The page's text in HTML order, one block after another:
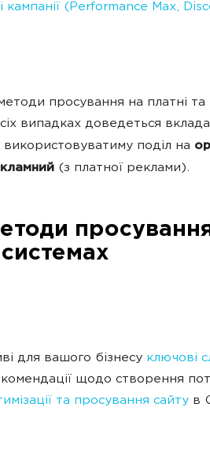
кампанії (Performance Max,
просування на платні
випадках доведеться
поділ на
(з платної реклами).
для вашого бізнесу ключові
щодо створення
та просування сайту в